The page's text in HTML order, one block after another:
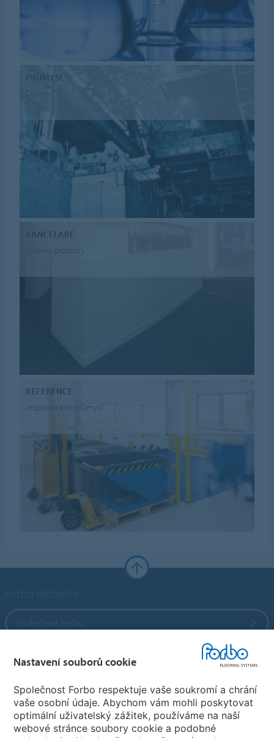
PRŮMYSL
Ostatní
KANCELÁŘE
Veřejné prostory
REFERENCE
Inspriace pro průmysl
Forbo Flooring Systems
Forbo Movement Systems
Nastavení souborů cookie
Společnost Forbo respektuje vaše soukromí a chrání
vaše osobní údaje. Abychom vám mohli poskytovat
optimální uživatelský zážitek, používáme na naší
webové stránce soubory cookie a podobné